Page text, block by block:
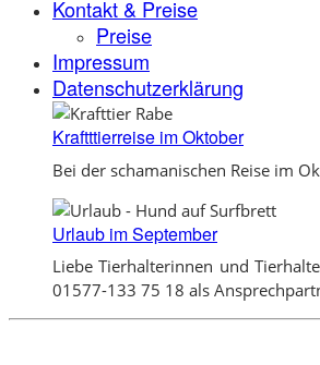
Kontakt & Preise
Preise
Impressum
Datenschutzerklärung
Kraftttierreise im Oktober
Bei der schamanischen Reise im
Urlaub im September
Liebe Tierhalterinnen und
01577-133 75 18 als